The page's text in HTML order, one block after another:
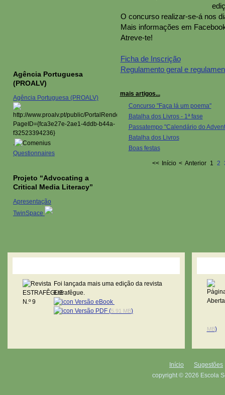
O concurso realizar-se-á nos
Mais informações em
Atreve-te!
Ficha de Inscrição
Regulamento geral e
mais artigos...
Concurso "Faça lá um poema"
Batalha dos Livros - 1ª fase
Passatempo "Calendário do
Batalha dos Livros
Boas festas
<< Início < Anterior 1 2
Agência Portuguesa
(PROALV)
Agência Portuguesa (PROALV)
.
Questionnaires
Projeto “Advocating a
Critical Media Literacy”
Apresentação
TwinSpace
Foi lançada mais uma edição da revista
Estrafêgue.
Versão eBook
Versão PDF (5.91 MB)
MB)
Início
Sugestões
copyright © 2026 Escola